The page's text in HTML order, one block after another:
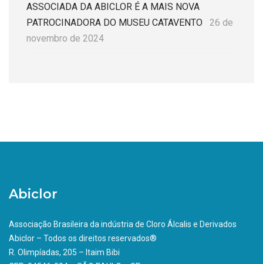
ASSOCIADA DA ABICLOR É A MAIS NOVA
PATROCINADORA DO MUSEU CATAVENTO
26 de
novembro de 2024
Abiclor
Associação Brasileira da indústria de Cloro Álcalis e Derivados
Abiclor – Todos os direitos reservados®
R. Olimpíadas, 205 – Itaim Bibi